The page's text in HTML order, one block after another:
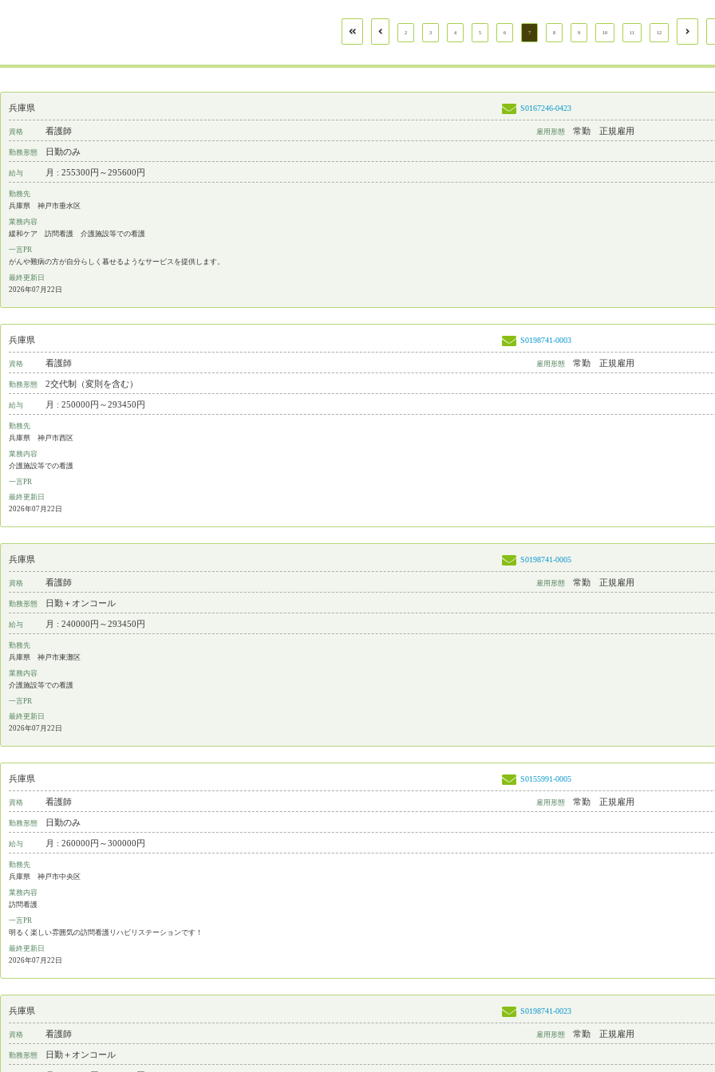
2 3 4 5 6 7 8 9 10 11 12
兵庫県 S0167246-0423
資格 看護師 雇用形態 常勤 正規雇用
勤務形態 日勤のみ
給与 月 : 255300円～295600円
勤務先
兵庫県 神戸市垂水区
業務内容
緩和ケア 訪問看護 介護施設等での看護
一言PR
がんや難病の方が自分らしく暮せるようなサービスを提供します。
最終更新日
2026年07月22日
兵庫県 S0198741-0003
資格 看護師 雇用形態 常勤 正規雇用
勤務形態 2交代制（変則を含む）
給与 月 : 250000円～293450円
勤務先
兵庫県 神戸市西区
業務内容
介護施設等での看護
一言PR
最終更新日
2026年07月22日
兵庫県 S0198741-0005
資格 看護師 雇用形態 常勤 正規雇用
勤務形態 日勤＋オンコール
給与 月 : 240000円～293450円
勤務先
兵庫県 神戸市東灘区
業務内容
介護施設等での看護
一言PR
最終更新日
2026年07月22日
兵庫県 S0155991-0005
資格 看護師 雇用形態 常勤 正規雇用
勤務形態 日勤のみ
給与 月 : 260000円～300000円
勤務先
兵庫県 神戸市中央区
業務内容
訪問看護
一言PR
明るく楽しい雰囲気の訪問看護リハビリステーションです！
最終更新日
2026年07月22日
兵庫県 S0198741-0023
資格 看護師 雇用形態 常勤 正規雇用
勤務形態 日勤＋オンコール